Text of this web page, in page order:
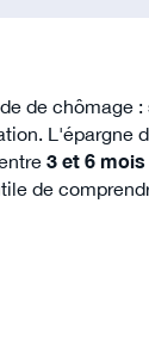
de chômage
L'épargne
3 et 6
de